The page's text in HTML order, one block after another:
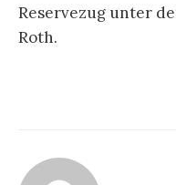
Reservezug unter
Roth.